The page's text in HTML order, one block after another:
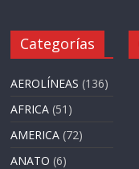
Categorías
AEROLÍNEAS (136)
AFRICA (51)
AMERICA (72)
ANATO (6)